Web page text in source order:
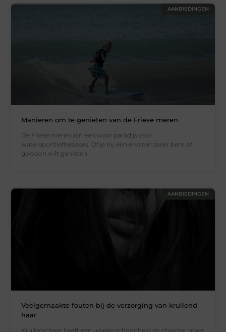
AANBIEDINGEN
Manieren om te genieten van de Friese meren
De Friese meren zijn een waar paradijs voor
watersportliefhebbers. Of je nu een ervaren zeiler bent of
gewoon wilt genieten
AANBIEDINGEN
Veelgemaakte fouten bij de verzorging van krullend
haar
Krullend haar heeft een unieke schoonheid en charme, maar